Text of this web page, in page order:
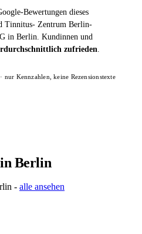
Bewertungen dieses
Tinnitus- Zentrum Berlin-
in Berlin. Kundinnen und
zufrieden.
nur Kennzahlen, keine Rezensionstexte
Berlin
- alle ansehen